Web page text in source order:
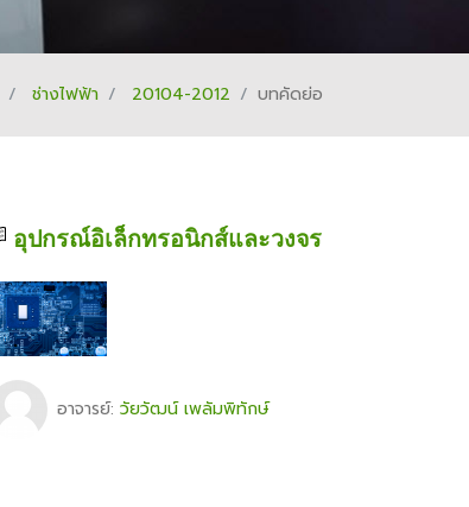
ช่างไฟฟ้า 20104-2012 บทคัดย่อ
อุปกรณ์อิเล็กทรอนิกส์และวงจร
อาจารย์: วัยวัฒน์ เพลัมพิทักษ์